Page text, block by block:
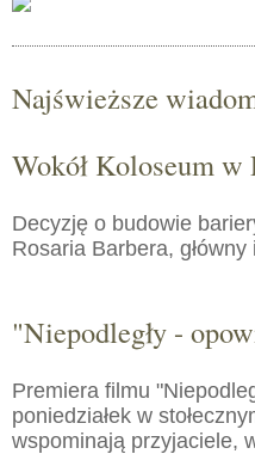
Najświeższe
Wokół Koloseum
Decyzję o budowie
Rosaria Barbera,
"Niepodległy -
Premiera filmu
poniedziałek w
wspominają przyjaciele,